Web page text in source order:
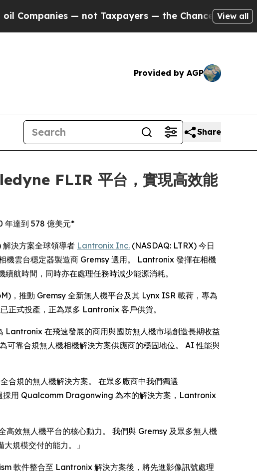
— not Taxpayers — the Chance to Cash in onView all
Provided by AGP
Share
FLIR 平台，實現高效能
年達到 578 億美元*
決方案全球領導者 Lantronix Inc. (NASDAQ: LTRX) 今日
機雲台穩定器製造商 Gremsy 選用。 Lantronix 發揮在相機
航時間，同時亦在處理任務時減少能源消耗。
，推動 Gremsy 全新無人機平台及其 Lynx ISR 載荷，專為
正式投產，正為眾多 Lantronix 客戶供貨。
Lantronix 在飛速發展的商用與國防無人機市場創造長期收益
靠合規無人機相機解決方案供應商的穩固地位。 AI 性能與
規的無人機解決方案。 在眾多廠商中我們獨選
採用 Qualcomm Dragonwing 為本的解決方案，Lantronix
效無人機平台的核心動力。 我們與 Gremsy 及眾多無人機
規模交付的能力。」
軟件整合至 Lantronix 解決方案後，將先進影像訊號處理